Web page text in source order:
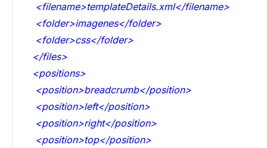
<filename>templateDetails.xml</filename>
<folder>imagenes</folder>
<folder>css</folder>
</files>
<positions>
<position>breadcrumb</position>
<position>left</position>
<position>right</position>
<position>top</position>